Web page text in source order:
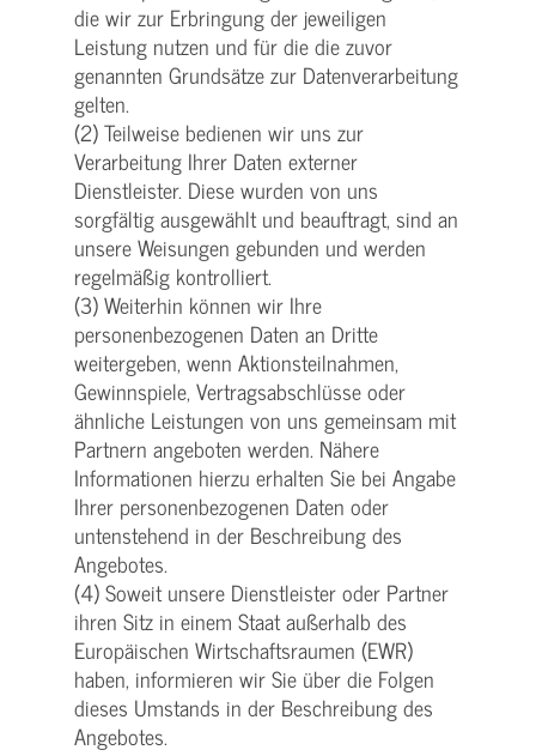
die wir zur Erbringung der jeweiligen
Leistung nutzen und für die die zuvor
genannten Grundsätze zur Datenverarbeitung
gelten.
(2) Teilweise bedienen wir uns zur
Verarbeitung Ihrer Daten externer
Dienstleister. Diese wurden von uns
sorgfältig ausgewählt und beauftragt, sind an
unsere Weisungen gebunden und werden
regelmäßig kontrolliert.
(3) Weiterhin können wir Ihre
personenbezogenen Daten an Dritte
weitergeben, wenn Aktionsteilnahmen,
Gewinnspiele, Vertragsabschlüsse oder
ähnliche Leistungen von uns gemeinsam mit
Partnern angeboten werden. Nähere
Informationen hierzu erhalten Sie bei Angabe
Ihrer personenbezogenen Daten oder
untenstehend in der Beschreibung des
Angebotes.
(4) Soweit unsere Dienstleister oder Partner
ihren Sitz in einem Staat außerhalb des
Europäischen Wirtschaftsraumen (EWR)
haben, informieren wir Sie über die Folgen
dieses Umstands in der Beschreibung des
Angebotes.